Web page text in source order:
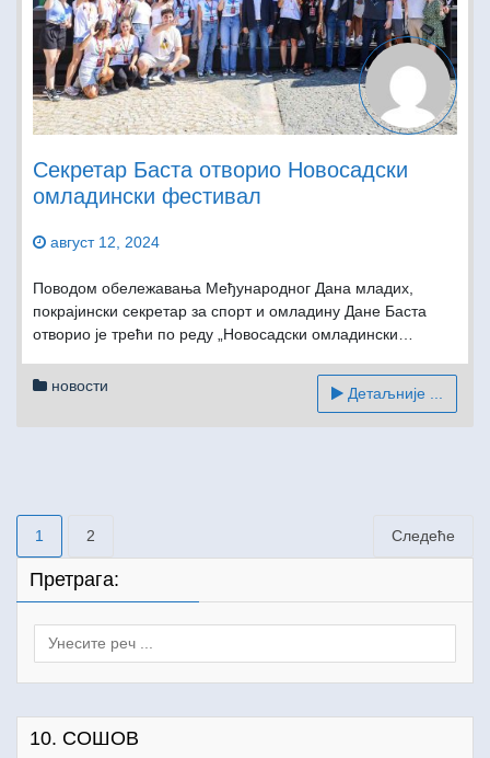
Секретар Баста отворио Новосадски
омладински фестивал
август 12, 2024
Поводом обележавања Међународног Дана младих,
покрајински секретар за спорт и омладину Дане Баста
отворио је трећи по реду „Новосадски омладински…
новости Детаљније ...
Пагинација
чланака
1 2 Следеће
Претрага:
Search
10. СОШОВ